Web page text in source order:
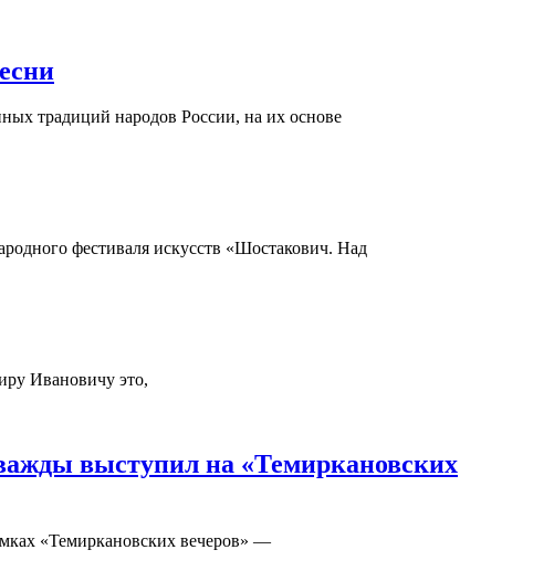
традиций народов России, на их основе
фестиваля искусств «Шостакович. Над
Ивановичу это,
выступил на «Темиркановских
«Темиркановских вечеров» —